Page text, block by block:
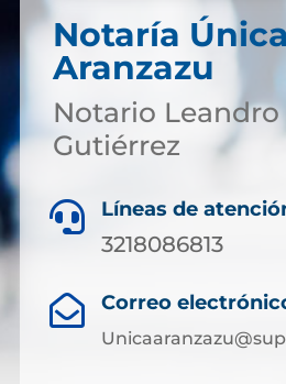
Notaría
Aranzazu
Notario
Gutiérrez
 Líneas de
3218086813
 Correo